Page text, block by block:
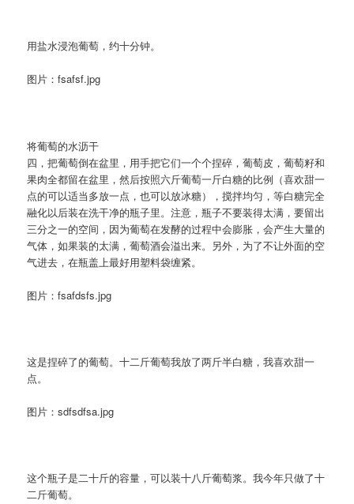
用盐水浸泡葡萄，约十分钟。
图片：fsafsf.jpg
将葡萄的水沥干
四，把葡萄倒在盆里，用手把它们一个个捏碎，葡萄皮，葡萄籽和
果肉全都留在盆里，然后按照六斤葡萄一斤白糖的比例（喜欢甜一
点的可以适当多放一点，也可以放冰糖），搅拌均匀，等白糖完全
融化以后装在洗干净的瓶子里。注意，瓶子不要装得太满，要留出
三分之一的空间，因为葡萄在发酵的过程中会膨胀，会产生大量的
气体，如果装的太满，葡萄酒会溢出来。另外，为了不让外面的空
气进去，在瓶盖上最好用塑料袋缠紧。
图片：fsafdsfs.jpg
这是捏碎了的葡萄。十二斤葡萄我放了两斤半白糖，我喜欢甜一
点。
图片：sdfsdfsa.jpg
这个瓶子是二十斤的容量，可以装十八斤葡萄浆。我今年只做了十
二斤葡萄。